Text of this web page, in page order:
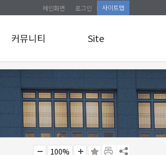
메인화면 로그인 사이트맵
커뮤니티
공지사항
관리자 교육 신청
Site
로그인
100%